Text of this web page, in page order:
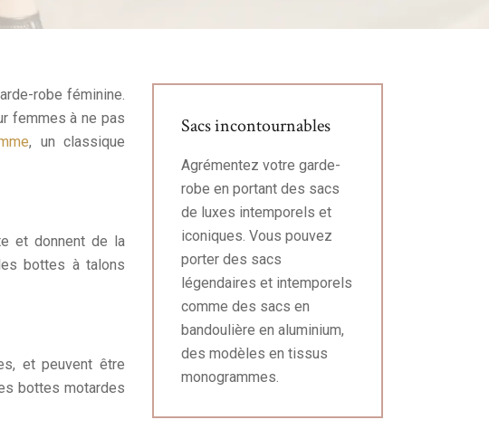
robe féminine.
femmes à ne pas
, un classique
et donnent de la
bottes à talons
et peuvent être
bottes motardes
Sacs incontournables
Agrémentez votre garde-
robe en portant des sacs
de luxes intemporels et
iconiques. Vous pouvez
porter des sacs
légendaires et intemporels
comme des sacs en
bandoulière en aluminium,
des modèles en tissus
monogrammes.